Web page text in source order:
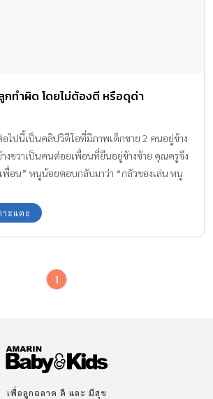
กทำผิด โดยไม่ต้องตี หรือดุด่า
ไปนี้เป็นคลิปวิดีโอที่มีภาพเด็กชาย 2 คนอยู่ข้าง
ขวาเป็นคนต่อยเพื่อนที่ยืนอยู่ข้างซ้าย คุณครูจึง
เพื่อน” หนูน้อยตอบกลับมาว่า “กลัวของเล่น หนู
าะแตะ
1
เพื่อลูกฉลาด ดี และ มีสุข